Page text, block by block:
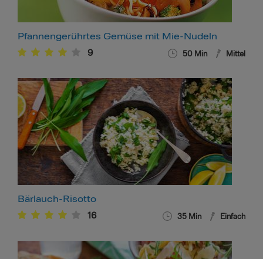
Pfannengerührtes Gemüse mit Mie-Nudeln
9 50 Min Mittel
Bärlauch-Risotto
16 35 Min Einfach